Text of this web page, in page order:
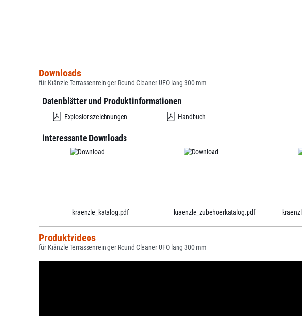
Downloads
für Kränzle Terrassenreiniger Round Cleaner UFO lang 300 mm
Datenblätter und Produktinformationen
Explosionszeichnungen Handbuch
interessante Downloads
kraenzle_katalog.pdf kraenzle_zubehoerkatalog.pdf
Produktvideos
für Kränzle Terrassenreiniger Round Cleaner UFO lang 300 mm